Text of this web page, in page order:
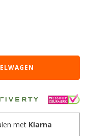
met Klarna